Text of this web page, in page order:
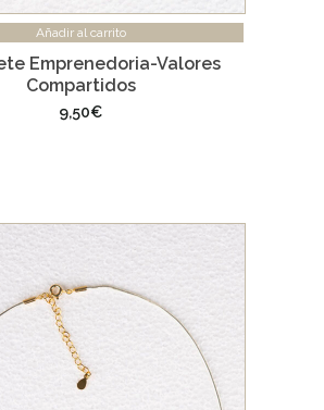
Añadir al carrito
Emprenedoria-Valores
Compartidos
9,50€